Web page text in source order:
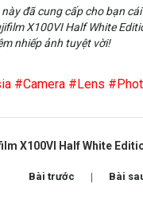
đã cung cấp cho bạn
X100VI Half White
nhiếp ảnh tuyệt vời!
#Camera #Lens
X100VI Half White Edition: Đỉnh Cao Thiết Kế
Bài trước Bài